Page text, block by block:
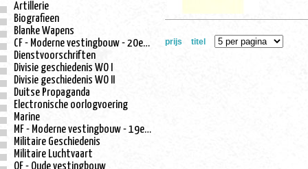
Artillerie
Biografieen
Blanke Wapens
CF - Moderne vestingbouw - 20e eeuw
Dienstvoorschriften
Divisie geschiedenis WO I
Divisie geschiedenis WO II
Duitse Propaganda
Electronische oorlogvoering
Marine
MF - Moderne vestingbouw - 19e eeuw
Militaire Geschiedenis
Militaire Luchtvaart
OF - Oude vestingbouw
prijs titel